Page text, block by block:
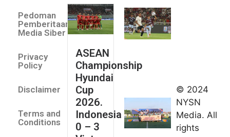
Pedoman
Pemberitaan
Media Siber
Privacy
Policy
Disclaimer
Terms and
Conditions
ASEAN
Championship
Hyundai
Cup
2026.
Indonesia
0 – 3
umum
Kejurnas
Panahan
Junior di
© 2024
NYSN
Media. All
rights